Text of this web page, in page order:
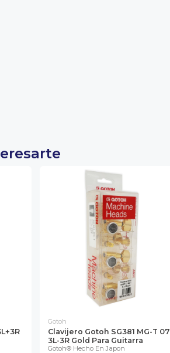
Gotoh
Clavijero Gotoh SG381 MG-T 07
3L-3R Gold Para Guitarra
Gotoh® Hecho En Japon